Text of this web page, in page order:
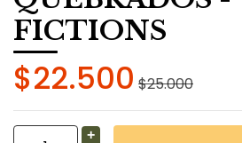
FICTIONS
$22.500 $25.000
+